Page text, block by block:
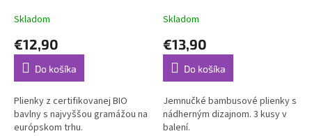
dievčatká
Skladom
€12,90
Do košíka
Plienky z certifikovanej BIO
bavlny s najvyššou gramážou na
európskom trhu.
Skladom
€13,90
Do košíka
Jemnučké bambusové plienky s
nádherným dizajnom. 3 kusy v
balení.